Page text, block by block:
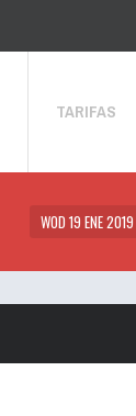
TARIFAS
WOD 19 ENE 2019